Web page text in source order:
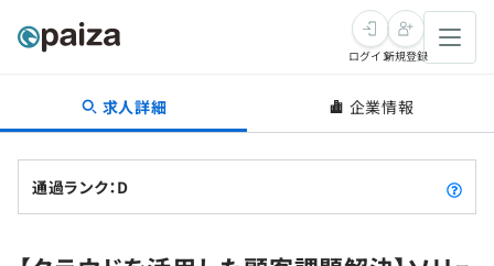
転職・キャリア
新卒就活
ログイン新規登録
求人詳細 企業情報
通過ランク：D